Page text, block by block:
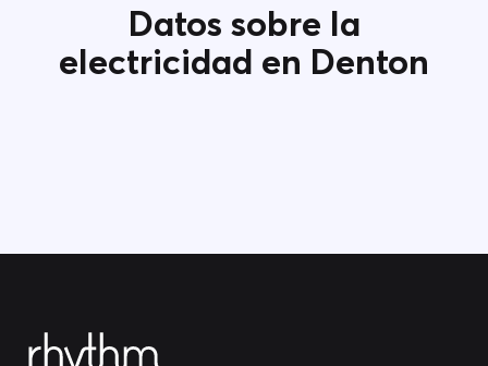
Datos sobre la
electricidad en Denton